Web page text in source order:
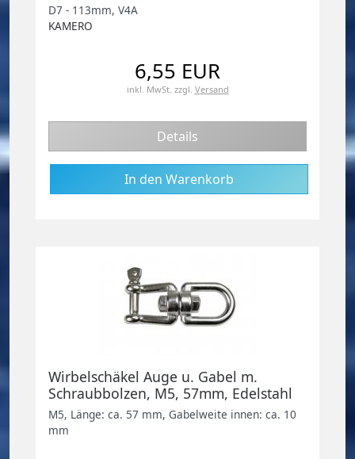
D7 - 113mm, V4A
KAMERO
6,55 EUR
inkl. MwSt. zzgl. Versand
Details
Wirbelschäkel Auge u. Gabel m.
Schraubbolzen, M5, 57mm, Edelstahl
V4A
M5, Länge: ca. 57 mm, Gabelweite innen: ca. 10
mm